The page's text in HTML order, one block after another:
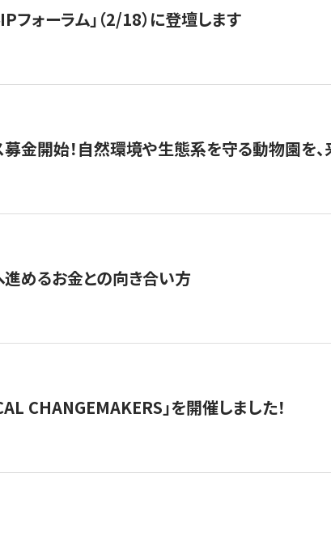
フォーラム」（2/18）に登壇します
金開始！自然環境や生態系を守る動物園を
進めるお金との向き合い方
CHANGEMAKERS」を開催しました！